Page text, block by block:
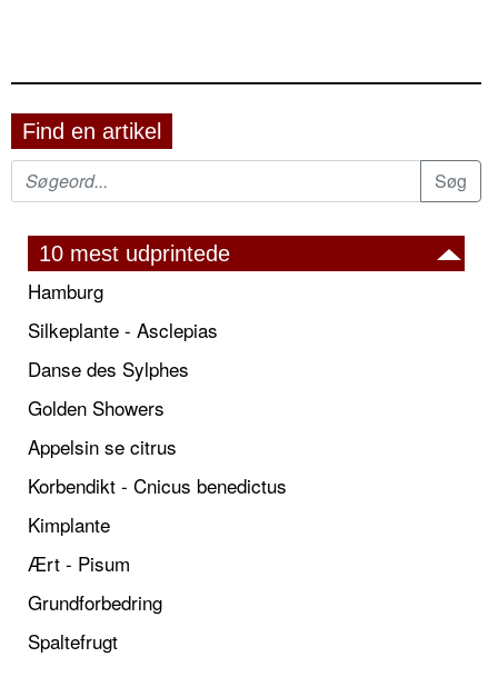
Find en artikel
10 mest udprintede
Hamburg
Silkeplante - Asclepias
Danse des Sylphes
Golden Showers
Appelsin se citrus
Korbendikt - Cnicus benedictus
Kimplante
Ært - Pisum
Grundforbedring
Spaltefrugt